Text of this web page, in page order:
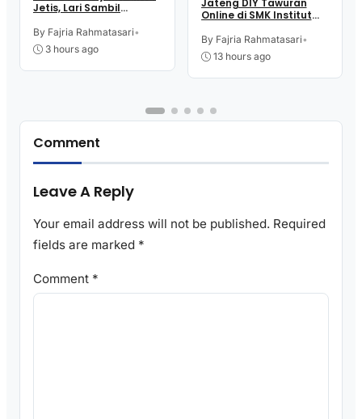
Jetis, Lari Sambil
Alam
By Fajria Rahmatasari•
3 hours ago
Jateng DIY Tawuran
Online di SMK Institut
Perebutkan Trofi dan
Uang Pembinaan
By Fajria Rahmatasari•
13 hours ago
Comment
Leave A Reply
Your email address will not be published. Required
fields are marked *
Comment *